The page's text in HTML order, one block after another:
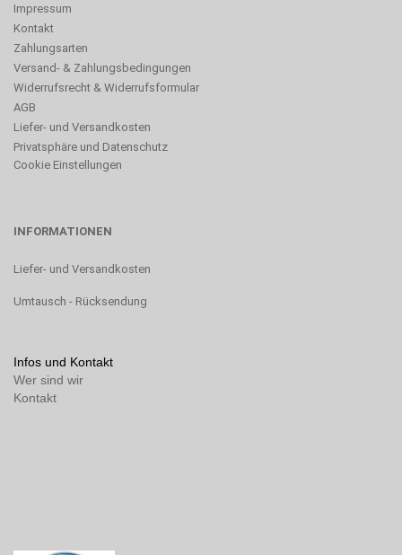
Impressum
Kontakt
Zahlungsarten
Versand- & Zahlungsbedingungen
Widerrufsrecht & Widerrufsformular
AGB
Liefer- und Versandkosten
Privatsphäre und Datenschutz
Cookie Einstellungen
INFORMATIONEN
Liefer- und Versandkosten
Umtausch - Rücksendung
Infos und Kontakt
Wer sind wir
Kontakt